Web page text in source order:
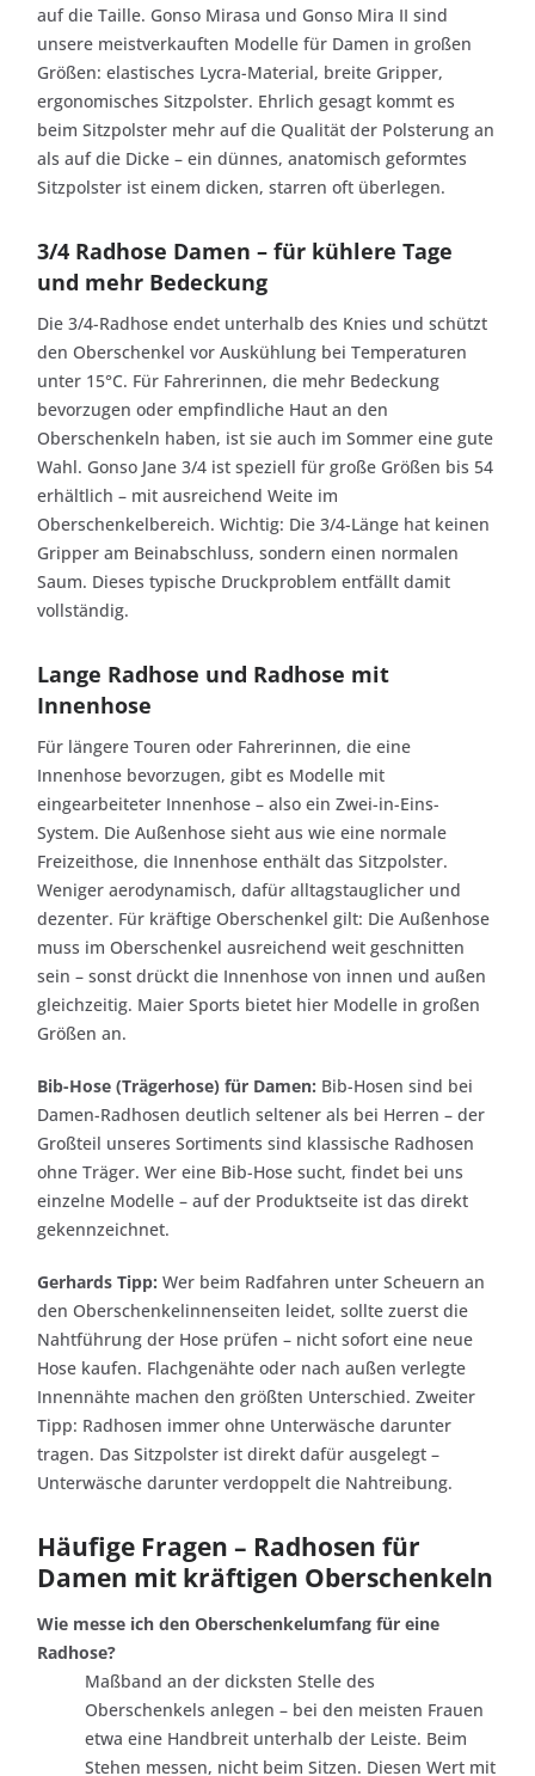
auf die Taille. Gonso Mirasa und Gonso Mira II sind
unsere meistverkauften Modelle für Damen in großen
Größen: elastisches Lycra-Material, breite Gripper,
ergonomisches Sitzpolster. Ehrlich gesagt kommt es
beim Sitzpolster mehr auf die Qualität der Polsterung an
als auf die Dicke – ein dünnes, anatomisch geformtes
Sitzpolster ist einem dicken, starren oft überlegen.
3/4 Radhose Damen – für kühlere Tage
und mehr Bedeckung
Die 3/4-Radhose endet unterhalb des Knies und schützt
den Oberschenkel vor Auskühlung bei Temperaturen
unter 15°C. Für Fahrerinnen, die mehr Bedeckung
bevorzugen oder empfindliche Haut an den
Oberschenkeln haben, ist sie auch im Sommer eine gute
Wahl. Gonso Jane 3/4 ist speziell für große Größen bis 54
erhältlich – mit ausreichend Weite im
Oberschenkelbereich. Wichtig: Die 3/4-Länge hat keinen
Gripper am Beinabschluss, sondern einen normalen
Saum. Dieses typische Druckproblem entfällt damit
vollständig.
Lange Radhose und Radhose mit
Innenhose
Für längere Touren oder Fahrerinnen, die eine
Innenhose bevorzugen, gibt es Modelle mit
eingearbeiteter Innenhose – also ein Zwei-in-Eins-
System. Die Außenhose sieht aus wie eine normale
Freizeithose, die Innenhose enthält das Sitzpolster.
Weniger aerodynamisch, dafür alltagstauglicher und
dezenter. Für kräftige Oberschenkel gilt: Die Außenhose
muss im Oberschenkel ausreichend weit geschnitten
sein – sonst drückt die Innenhose von innen und außen
gleichzeitig. Maier Sports bietet hier Modelle in großen
Größen an.
Bib-Hose (Trägerhose) für Damen: Bib-Hosen sind bei
Damen-Radhosen deutlich seltener als bei Herren – der
Großteil unseres Sortiments sind klassische Radhosen
ohne Träger. Wer eine Bib-Hose sucht, findet bei uns
einzelne Modelle – auf der Produktseite ist das direkt
gekennzeichnet.
Gerhards Tipp: Wer beim Radfahren unter Scheuern an
den Oberschenkelinnenseiten leidet, sollte zuerst die
Nahtführung der Hose prüfen – nicht sofort eine neue
Hose kaufen. Flachgenähte oder nach außen verlegte
Innennähte machen den größten Unterschied. Zweiter
Tipp: Radhosen immer ohne Unterwäsche darunter
tragen. Das Sitzpolster ist direkt dafür ausgelegt –
Unterwäsche darunter verdoppelt die Nahtreibung.
Häufige Fragen – Radhosen für
Damen mit kräftigen Oberschenkeln
Wie messe ich den Oberschenkelumfang für eine
Radhose?
Maßband an der dicksten Stelle des
Oberschenkels anlegen – bei den meisten Frauen
etwa eine Handbreit unterhalb der Leiste. Beim
Stehen messen, nicht beim Sitzen. Diesen Wert mit